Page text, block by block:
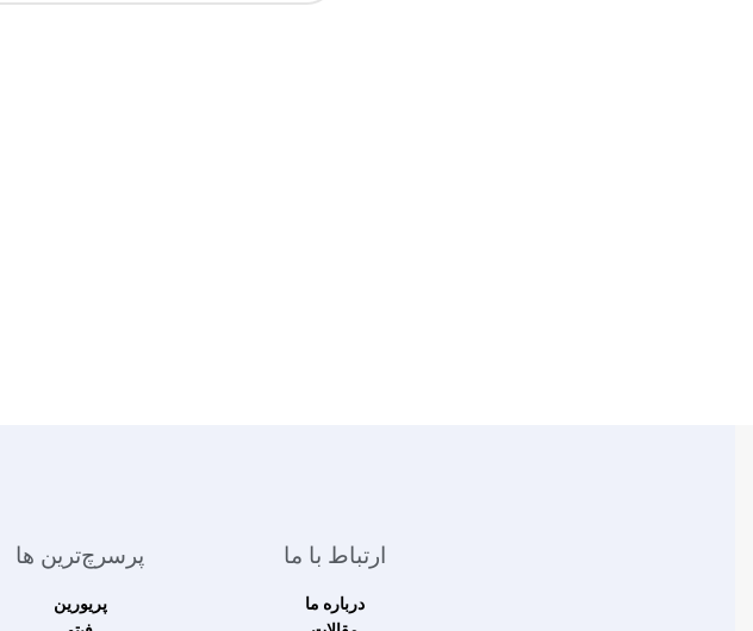
ارتباط با ما
درباره ما
پرسرچ‌ترین ها
پریورین